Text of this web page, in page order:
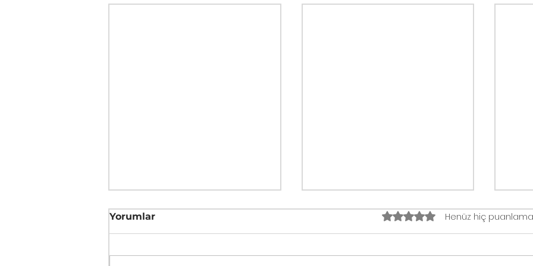
Keşkek
Yorumlar 5 üzerinden 0 yıldız
Henüz hiç